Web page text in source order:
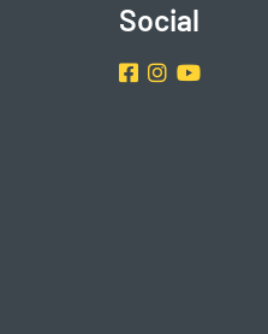
Social
Facebook
Instragram
Youtube